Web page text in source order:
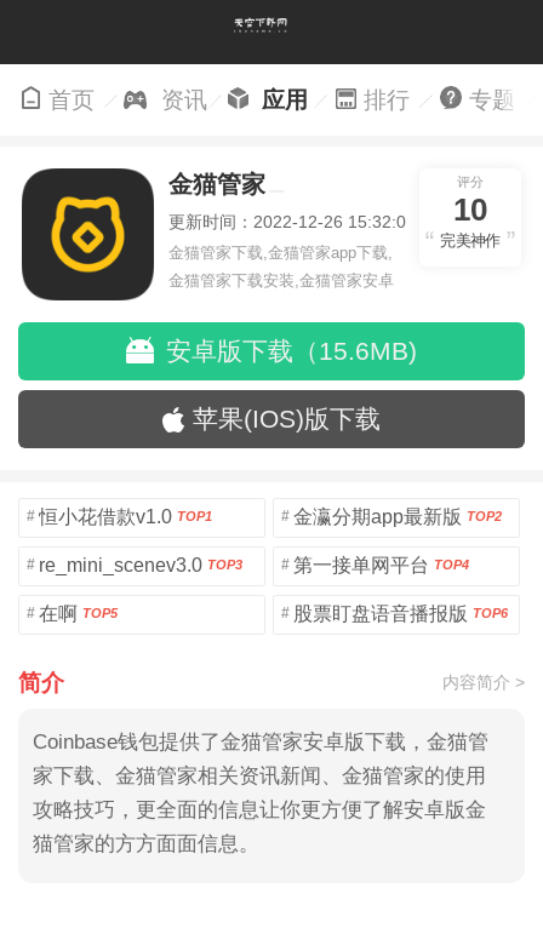
首页 资讯 应用 排行 专题
金猫管家
更新时间：2022-12-26 15:32:00
金猫管家下载,金猫管家app下载,
金猫管家下载安装,金猫管家安卓
评分
10
完美神作
安卓版下载（15.6MB)
苹果(IOS)版下载
# 恒小花借款v1.0 TOP1 # 金瀛分期app最新版 TOP2
# re_mini_scenev3.0 TOP3 # 第一接单网平台 TOP4
# 在啊 TOP5 # 股票盯盘语音播报版 TOP6
简介 内容简介 >
Coinbase钱包提供了金猫管家安卓版下载，金猫管
家下载、金猫管家相关资讯新闻、金猫管家的使用
攻略技巧，更全面的信息让你更方便了解安卓版金
猫管家的方方面面信息。